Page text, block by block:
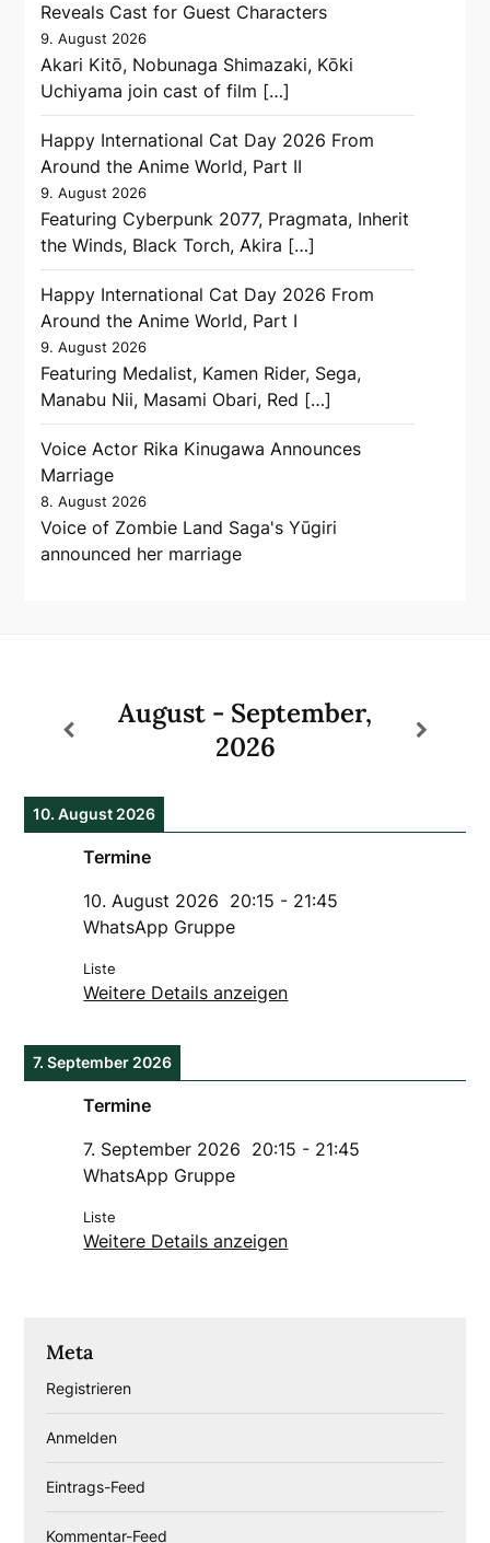
Reveals Cast for Guest Characters
9. August 2026
Akari Kitō, Nobunaga Shimazaki, Kōki
Uchiyama join cast of film […]
Happy International Cat Day 2026 From
Around the Anime World, Part II
9. August 2026
Featuring Cyberpunk 2077, Pragmata, Inherit
the Winds, Black Torch, Akira […]
Happy International Cat Day 2026 From
Around the Anime World, Part I
9. August 2026
Featuring Medalist, Kamen Rider, Sega,
Manabu Nii, Masami Obari, Red […]
Voice Actor Rika Kinugawa Announces
Marriage
8. August 2026
Voice of Zombie Land Saga's Yūgiri
announced her marriage
August - September,
2026
10. August 2026
Termine
10. August 2026 20:15 - 21:45
WhatsApp Gruppe
Liste
Weitere Details anzeigen
7. September 2026
Termine
7. September 2026 20:15 - 21:45
WhatsApp Gruppe
Liste
Weitere Details anzeigen
Meta
Registrieren
Anmelden
Eintrags-Feed
Kommentar-Feed